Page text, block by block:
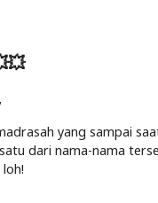
yang sampai
dari nama-nama